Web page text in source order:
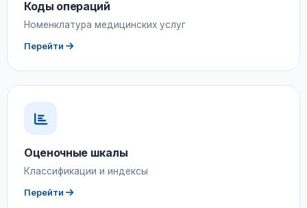
Коды операций
Номенклатура медицинских услуг
Перейти
Оценочные шкалы
Классификации и индексы
Перейти